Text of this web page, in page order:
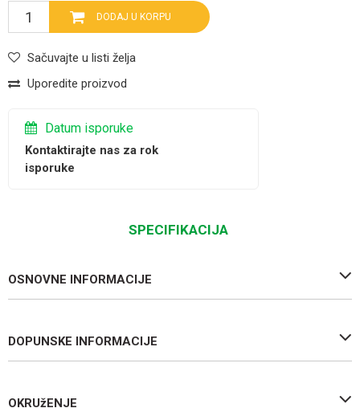
DODAJ U KORPU
Sačuvajte u listi želja
Uporedite proizvod
Datum isporuke
Kontaktirajte nas za rok
isporuke
SPECIFIKACIJA
OSNOVNE INFORMACIJE
DOPUNSKE INFORMACIJE
OKRUžENJE